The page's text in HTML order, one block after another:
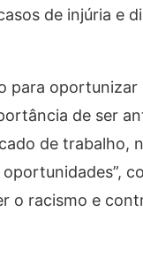
de injúria e
para oportunizar
de ser
de trabalho,
o racismo e